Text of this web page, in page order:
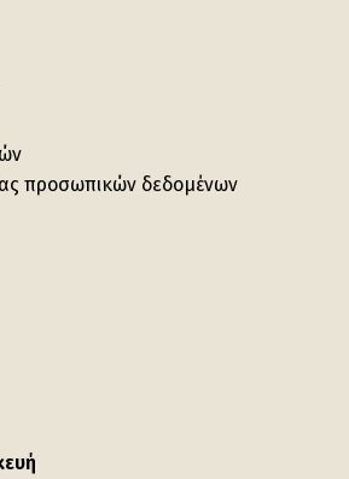
προσωπικών δεδομένων